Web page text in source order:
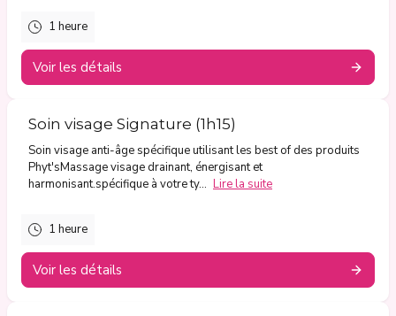
Merci de respecter votre rendez-vous.
Si vous devez le modifier ou l'annuler, veuillez me contacter par
téléphone (0479/539.820) le plus rapidement possible.
1 heure
Voir les détails
Soin visage Signature (1h15)
Soin visage anti-âge spécifique utilisant les best of des produits
Phyt'sMassage visage drainant, énergisant et
harmonisant.spécifique à votre ty... Lire la suite
1 heure
Voir les détails